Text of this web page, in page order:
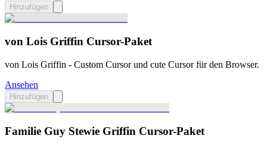
Hinzufügen
von Lois Griffin Cursor-Paket
von Lois Griffin - Custom Cursor und cute Cursor für den Browser.
Ansehen
Hinzufügen
Familie Guy Stewie Griffin Cursor-Paket